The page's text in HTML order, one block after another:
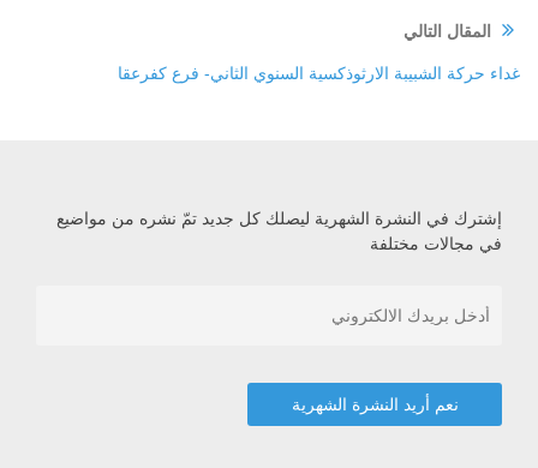
المقال التالي
غداء حركة الشبيبة الارثوذكسية السنوي الثاني- فرع كفرعقا
إشترك في النشرة الشهرية ليصلك كل جديد تمّ نشره من مواضيع
في مجالات مختلفة